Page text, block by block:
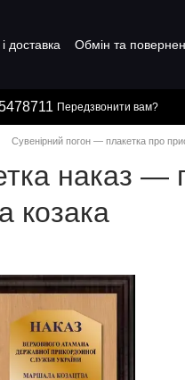
доставка Обмін та
Передзвонити вам?
Сувенірний погон — плакетка про
наказ —
козака